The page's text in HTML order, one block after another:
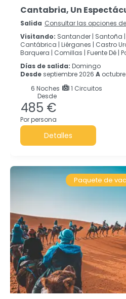
Cantabria, Un
Salida Consultar las opciones
Visitando: Santander | Santoña |
Cantábrica | Liérganes | Castro
Barquera | Comillas | Fuente Dé |
Días de salida: Domingo
Desde septiembre 2026 A
6 Noches
1 Circuitos
Desde
485 €
Por persona
Detalles
Paquete de